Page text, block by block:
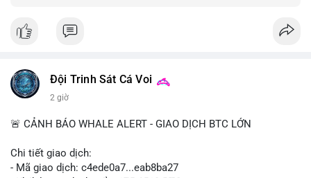
Đội Trinh Sát Cá Voi
2 giờ
🚨 CẢNH BÁO WHALE ALERT - GIAO DỊCH BTC LỚN
Chi tiết giao dịch:
- Mã giao dịch: c4ede0a7...eab8ba27